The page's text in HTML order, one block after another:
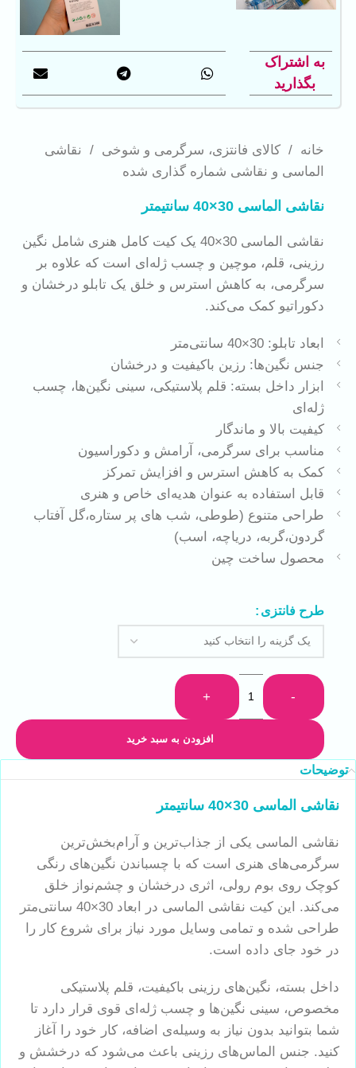
خانه / کالای فانتزی، سرگرمی و شوخی / نقاشی
الماسی و نقاشی شماره گذاری شده
نقاشی الماسی 30×40 سانتیمتر
نقاشی الماسی 30×40 یک کیت کامل هنری شامل نگین
رزینی، قلم، موچین و چسب ژله‌ای است که علاوه بر
سرگرمی، به کاهش استرس و خلق یک تابلو درخشان و
دکوراتیو کمک می‌کند.
ابعاد تابلو: 30×40 سانتی‌متر
جنس نگین‌ها: رزین باکیفیت و درخشان
ابزار داخل بسته: قلم پلاستیکی، سینی نگین‌ها، چسب
ژله‌ای
کیفیت بالا و ماندگار
مناسب برای سرگرمی، آرامش و دکوراسیون
کمک به کاهش استرس و افزایش تمرکز
قابل استفاده به عنوان هدیه‌ای خاص و هنری
طراحی متنوع (طوطی، شب های پر ستاره،گل آفتاب
گردون،گربه، دریاچه، اسب)
محصول ساخت چین
طرح فانتزی
-
+
افزودن به سبد خرید
به اشتراک
بگذارید
توضیحات
نقاشی الماسی 30×40 سانتیمتر
نقاشی الماسی یکی از جذاب‌ترین و آرام‌بخش‌ترین
سرگرمی‌های هنری است که با چسباندن نگین‌های رنگی
کوچک روی بوم رولی، اثری درخشان و چشم‌نواز خلق
می‌کند. این کیت نقاشی الماسی در ابعاد 30×40 سانتی‌متر
طراحی شده و تمامی وسایل مورد نیاز برای شروع کار را
در خود جای داده است.
داخل بسته، نگین‌های رزینی باکیفیت، قلم پلاستیکی
مخصوص، سینی نگین‌ها و چسب ژله‌ای قوی قرار دارد تا
شما بتوانید بدون نیاز به وسیله‌ی اضافه، کار خود را آغاز
کنید. جنس الماس‌های رزینی باعث می‌شود که درخشش و